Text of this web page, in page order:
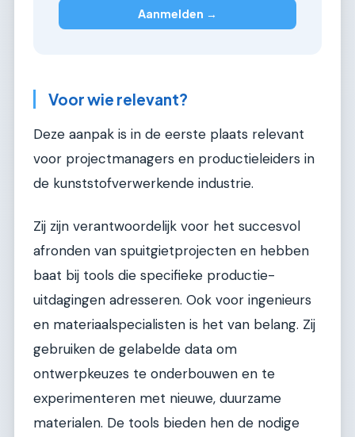
Aanmelden →
Voor wie relevant?
Deze aanpak is in de eerste plaats relevant
voor projectmanagers en productieleiders in
de kunststofverwerkende industrie.
Zij zijn verantwoordelijk voor het succesvol
afronden van spuitgietprojecten en hebben
baat bij tools die specifieke productie-
uitdagingen adresseren. Ook voor ingenieurs
en materiaalspecialisten is het van belang. Zij
gebruiken de gelabelde data om
ontwerpkeuzes te onderbouwen en te
experimenteren met nieuwe, duurzame
materialen. De tools bieden hen de nodige